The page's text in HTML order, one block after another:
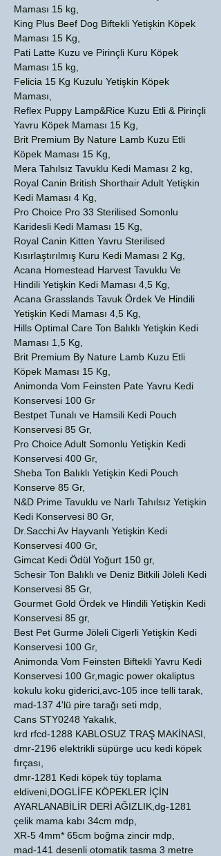
Maması 15 kg,
King Plus Beef Dog Biftekli Yetişkin Köpek
Maması 15 Kg,
Pati Latte Kuzu ve Pirinçli Kuru Köpek
Maması 15 kg,
Felicia 15 Kg Kuzulu Yetişkin Köpek
Maması,
Reflex Puppy Lamp&Rice Kuzu Etli & Pirinçli
Yavru Köpek Maması 15 Kg,
Brit Premium By Nature Lamb Kuzu Etli
Köpek Maması 15 Kg,
Mera Tahılsız Tavuklu Kedi Maması 2 kg,
Royal Canin British Shorthair Adult Yetişkin
Kedi Maması 4 Kg,
Pro Choice Pro 33 Sterilised Somonlu
Karidesli Kedi Maması 15 Kg,
Royal Canin Kitten Yavru Sterilised
Kısırlaştırılmış Kuru Kedi Maması 2 Kg,
Acana Homestead Harvest Tavuklu Ve
Hindili Yetişkin Kedi Maması 4,5 Kg,
Acana Grasslands Tavuk Ördek Ve Hindili
Yetişkin Kedi Maması 4,5 Kg,
Hills Optimal Care Ton Balıklı Yetişkin Kedi
Maması 1,5 Kg,
Brit Premium By Nature Lamb Kuzu Etli
Köpek Maması 15 Kg,
Animonda Vom Feinsten Pate Yavru Kedi
Konservesi 100 Gr
Bestpet Tunalı ve Hamsili Kedi Pouch
Konservesi 85 Gr,
Pro Choice Adult Somonlu Yetişkin Kedi
Konservesi 400 Gr,
Sheba Ton Balıklı Yetişkin Kedi Pouch
Konserve 85 Gr,
N&D Prime Tavuklu ve Narlı Tahılsız Yetişkin
Kedi Konservesi 80 Gr,
Dr.Sacchi Av Hayvanlı Yetişkin Kedi
Konservesi 400 Gr,
Gimcat Kedi Ödül Yoğurt 150 gr,
Schesir Ton Balıklı ve Deniz Bitkili Jöleli Kedi
Konservesi 85 Gr,
Gourmet Gold Ördek ve Hindili Yetişkin Kedi
Konservesi 85 gr,
Best Pet Gurme Jöleli Cigerli Yetişkin Kedi
Konservesi 100 Gr,
Animonda Vom Feinsten Biftekli Yavru Kedi
Konservesi 100 Gr,magic power okaliptus
kokulu koku giderici,avc-105 ince telli tarak,
mad-137 4'lü pire tarağı seti mdp,
Cans STY0248 Yakalık,
krd rfcd-1288 KABLOSUZ TRAŞ MAKİNASI,
dmr-2196 elektrikli süpürge ucu kedi köpek
fırçası,
dmr-1281 Kedi köpek tüy toplama
eldiveni,DOGLİFE KÖPEKLER İÇİN
AYARLANABİLİR DERİ AĞIZLIK,dg-1281
çelik mama kabı 34cm mdp,
XR-5 4mm* 65cm boğma zincir mdp,
mad-141 desenli otomatik tasma 3 metre